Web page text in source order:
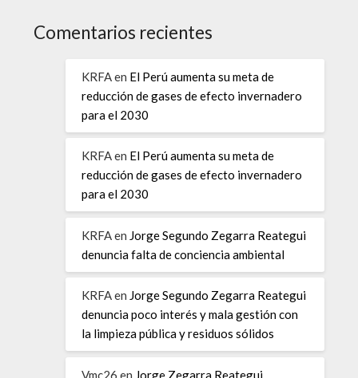
Comentarios recientes
KRFAen El Perú aumenta su meta de
reducción de gases de efecto invernadero
para el 2030
KRFAen El Perú aumenta su meta de
reducción de gases de efecto invernadero
para el 2030
KRFAen Jorge Segundo Zegarra Reategui
denuncia falta de conciencia ambiental
KRFAen Jorge Segundo Zegarra Reategui
denuncia poco interés y mala gestión con
la limpieza pública y residuos sólidos
Vmc26 en Jorge Zegarra Reategui